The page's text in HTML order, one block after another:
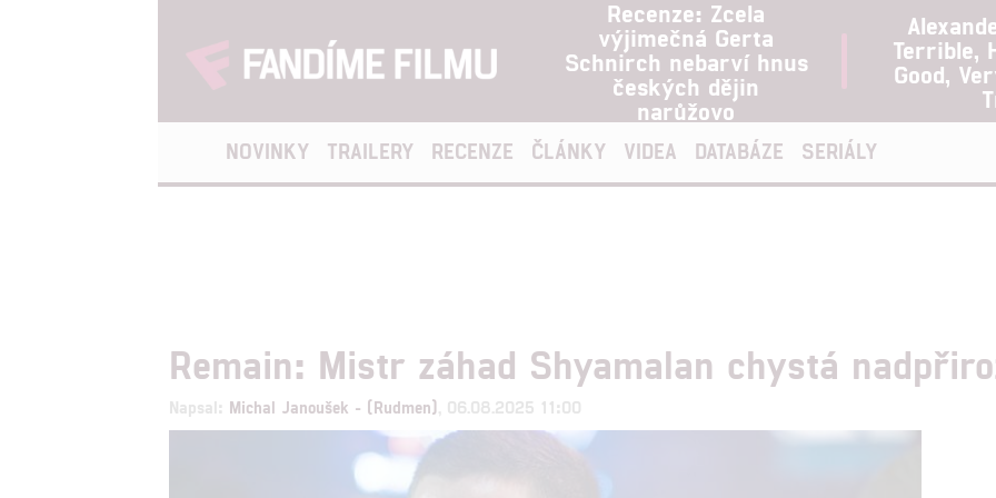
Recenze: Zcela
výjimečná Gerta
Schnirch nebarví hnus
českých dějin
narůžovo
Terrible,
Good,
NOVINKY TRAILERY RECENZE ČLÁNKY VIDEA DATABÁZE SERIÁLY
Remain: Mistr záhad Shyamalan chystá
Napsal: Michal Janoušek - (Rudmen) , 06.08.2025 11:00